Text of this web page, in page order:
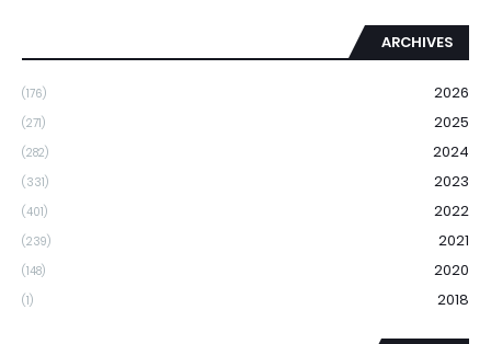
ARCHIVES
2026
(176)
2025
(271)
2024
(282)
2023
(331)
2022
(401)
2021
(239)
2020
(148)
2018
(1)